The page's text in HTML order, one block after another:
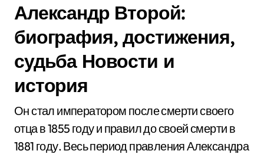
Александр Второй:
биография, достижения,
судьба Новости и
история
Он стал императором после смерти своего
отца в 1855 году и правил до своей смерти в
1881 году. Весь период правления Александра